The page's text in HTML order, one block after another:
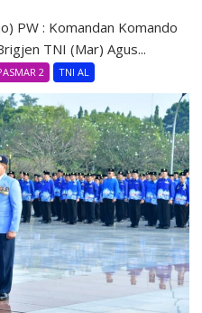
PW : Komandan Komando
TNI (Mar) Agus...
2 TNI AL